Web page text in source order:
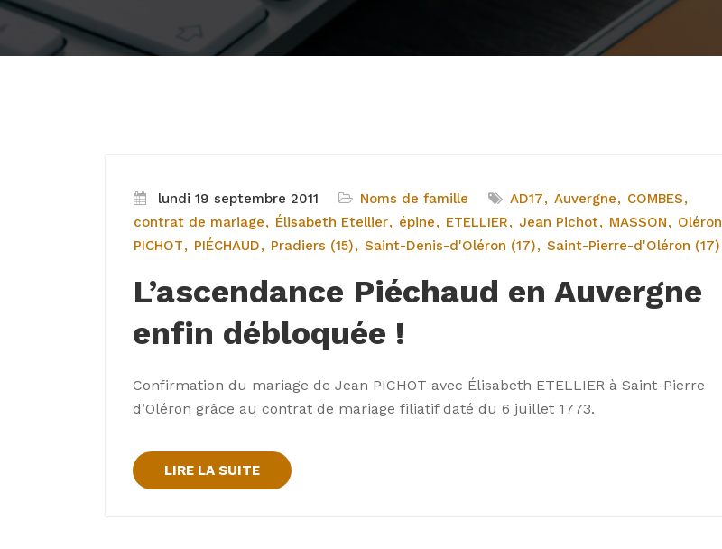
lundi 19 septembre 2011 Noms de famille AD17 Auvergne
COMBES
contrat de mariage
Élisabeth Etellier épine ETELLIER Jean Pichot MASSON
Oléron
PICHOT
PIÉCHAUD Pradiers (15) Saint-Denis-d'Oléron (17) Saint-Pierre-d'Oléron (17)
L’ascendance Piéchaud en Auvergne
enfin débloquée !
Confirmation du mariage de Jean PICHOT avec Élisabeth ETELLIER à Saint-Pierre
d’Oléron grâce au contrat de mariage filiatif daté du 6 juillet 1773.
LIRE LA SUITE